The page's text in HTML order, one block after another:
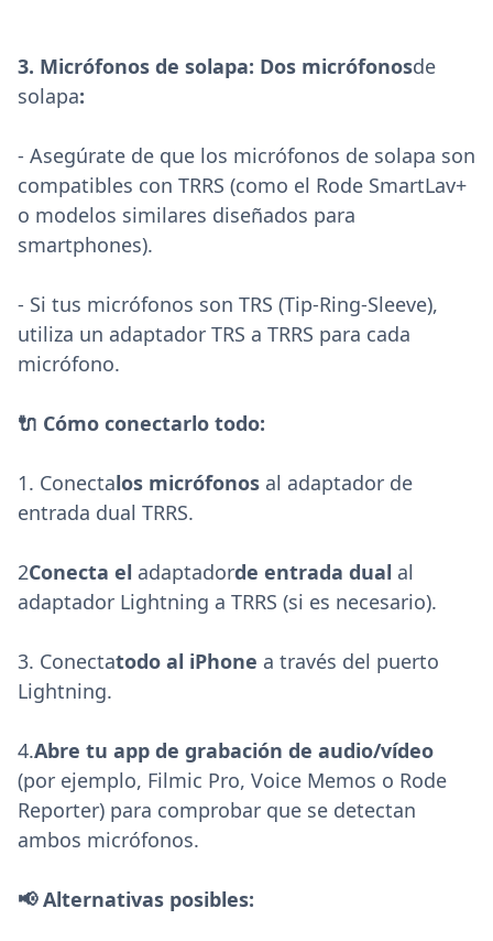
3. Micrófonos de solapa: Dos micrófonosde
solapa:
- Asegúrate de que los micrófonos de solapa son
compatibles con TRRS (como el Rode SmartLav+
o modelos similares diseñados para
smartphones).
- Si tus micrófonos son TRS (Tip-Ring-Sleeve),
utiliza un adaptador TRS a TRRS para cada
micrófono.
🔌 Cómo conectarlo todo:
1. Conectalos micrófonos al adaptador de
entrada dual TRRS.
2Conecta el adaptadorde entrada dual al
adaptador Lightning a TRRS (si es necesario).
3. Conectatodo al iPhone a través del puerto
Lightning.
4.Abre tu app de grabación de audio/vídeo
(por ejemplo, Filmic Pro, Voice Memos o Rode
Reporter) para comprobar que se detectan
ambos micrófonos.
📢 Alternativas posibles: